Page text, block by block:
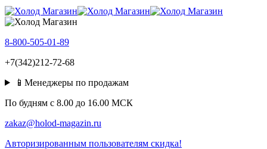
8-800-505-01-89
+7(342)212-72-68
📱Менеджеры по продажам
По будням c 8.00 до 16.00 МСК
zakaz@holod-magazin.ru
Авторизированным пользователям скидка!